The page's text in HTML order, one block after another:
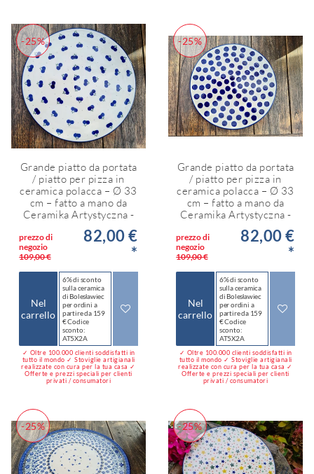
-25%
Grande piatto da portata
/ piatto per pizza in
ceramica polacca – Ø 33
cm – fatto a mano da
Ceramika Artystyczna -
prezzo di
negozio
109,00 €
82,00 €
*
Nel
carrello
6% di sconto
sulla ceramica
di Bolesławiec
per ordini a
partire da 159
€ Codice
sconto:
AT5X2A
✓ Oltre 100.000 clienti soddisfatti in
tutto il mondo ✓ Stoviglie artigianali
realizzate con cura per la tua casa ✓
Offerte e prezzi speciali per clienti
privati / consumatori
-25%
Grande piatto da portata
/ piatto per pizza in
ceramica polacca – Ø 33
cm – fatto a mano da
Ceramika Artystyczna -
prezzo di
negozio
109,00 €
82,00 €
*
Nel
carrello
6% di sconto
sulla ceramica
di Bolesławiec
per ordini a
partire da 159
€ Codice
sconto:
AT5X2A
✓ Oltre 100.000 clienti soddisfatti in
tutto il mondo ✓ Stoviglie artigianali
realizzate con cura per la tua casa ✓
Offerte e prezzi speciali per clienti
privati / consumatori
-25% -25%